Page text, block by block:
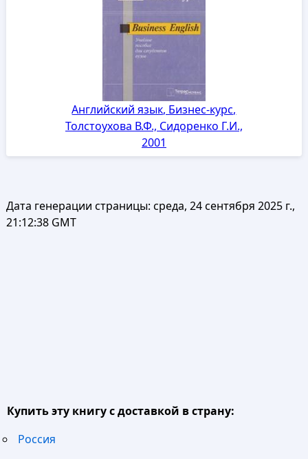
Английский язык, Бизнес-курс,
Толстоухова В.Ф., Сидоренко Г.И.,
2001
Дата генерации страницы: среда, 24 сентября 2025 г.,
21:12:38 GMT
Купить эту книгу с доставкой в страну:
Россия